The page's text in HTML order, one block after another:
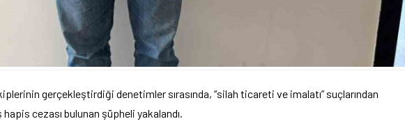
gerçekleştirdiği denetimler sırasında, “silah ticareti ve imalatı” suçlarından
cezası bulunan şüpheli yakalandı.